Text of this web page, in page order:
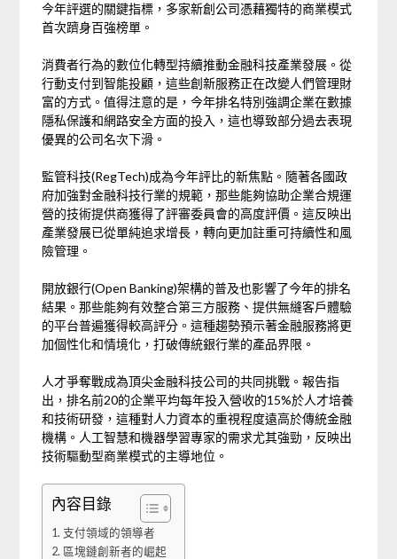
今年評選的關鍵指標，多家新創公司憑藉獨特的商業模式
首次躋身百強榜單。
消費者行為的數位化轉型持續推動金融科技產業發展。從
行動支付到智能投顧，這些創新服務正在改變人們管理財
富的方式。值得注意的是，今年排名特別強調企業在數據
隱私保護和網路安全方面的投入，這也導致部分過去表現
優異的公司名次下滑。
監管科技(RegTech)成為今年評比的新焦點。隨著各國政
府加強對金融科技行業的規範，那些能夠協助企業合規運
營的技術提供商獲得了評審委員會的高度評價。這反映出
產業發展已從單純追求增長，轉向更加註重可持續性和風
險管理。
開放銀行(Open Banking)架構的普及也影響了今年的排名
結果。那些能夠有效整合第三方服務、提供無縫客戶體驗
的平台普遍獲得較高評分。這種趨勢預示著金融服務將更
加個性化和情境化，打破傳統銀行業的產品界限。
人才爭奪戰成為頂尖金融科技公司的共同挑戰。報告指
出，排名前20的企業平均每年投入營收的15%於人才培養
和技術研發，這種對人力資本的重視程度遠高於傳統金融
機構。人工智慧和機器學習專家的需求尤其強勁，反映出
技術驅動型商業模式的主導地位。
內容目錄
支付領域的領導者
區塊鏈創新者的崛起